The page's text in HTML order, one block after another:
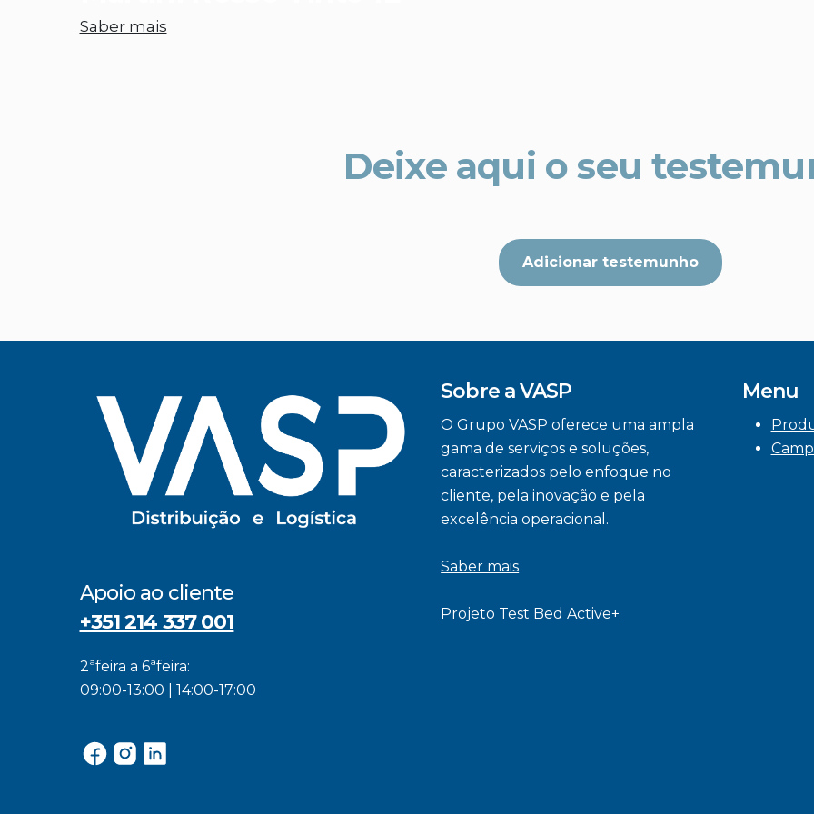
Saber mais
Deixe aqui o seu
Adicionar testemunho
Apoio ao cliente
+351 214 337 001
2ªfeira a 6ªfeira:
09:00-13:00 | 14:00-17:00
Sobre a VASP
O Grupo VASP oferece uma ampla
gama de serviços e soluções,
caracterizados pelo enfoque no
cliente, pela inovação e pela
excelência operacional.
Saber mais
Projeto Test Bed Active+
Menu